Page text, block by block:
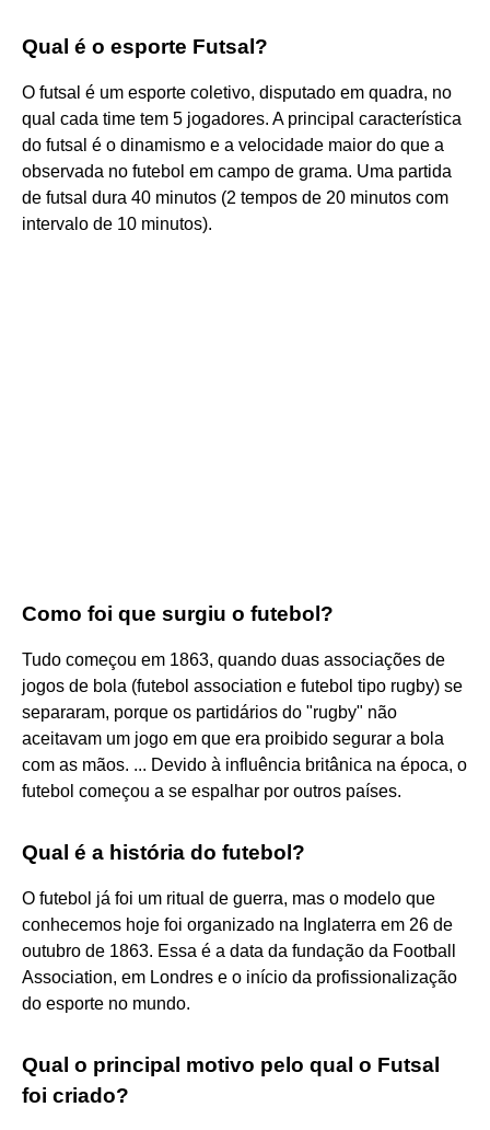
Qual é o esporte Futsal?
O futsal é um esporte coletivo, disputado em quadra, no
qual cada time tem 5 jogadores. A principal característica
do futsal é o dinamismo e a velocidade maior do que a
observada no futebol em campo de grama. Uma partida
de futsal dura 40 minutos (2 tempos de 20 minutos com
intervalo de 10 minutos).
Como foi que surgiu o futebol?
Tudo começou em 1863, quando duas associações de
jogos de bola (futebol association e futebol tipo rugby) se
separaram, porque os partidários do "rugby" não
aceitavam um jogo em que era proibido segurar a bola
com as mãos. ... Devido à influência britânica na época, o
futebol começou a se espalhar por outros países.
Qual é a história do futebol?
O futebol já foi um ritual de guerra, mas o modelo que
conhecemos hoje foi organizado na Inglaterra em 26 de
outubro de 1863. Essa é a data da fundação da Football
Association, em Londres e o início da profissionalização
do esporte no mundo.
Qual o principal motivo pelo qual o Futsal
foi criado?